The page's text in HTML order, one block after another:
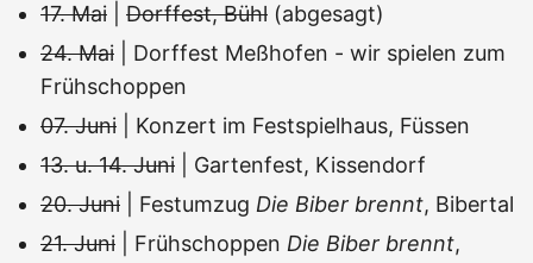
17. Mai
Dorffest, Bühl (abgesagt)
24. Mai | Dorffest Meßhofen - wir spielen zum
Frühschoppen
07. Juni | Konzert im Festspielhaus, Füssen
13. u. 14. Juni | Gartenfest, Kissendorf
20. Juni | Festumzug Die Biber brennt, Bibertal
21. Juni | Frühschoppen Die Biber brennt,